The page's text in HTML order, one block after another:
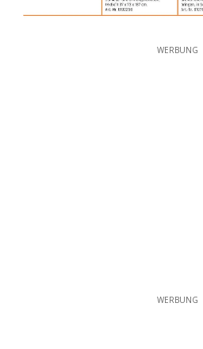
WERBUNG
WERBUNG